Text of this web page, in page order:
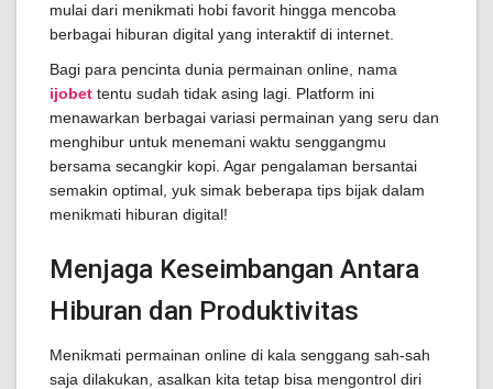
mulai dari menikmati hobi favorit hingga mencoba
berbagai hiburan digital yang interaktif di internet.
Bagi para pencinta dunia permainan online, nama
ijobet tentu sudah tidak asing lagi. Platform ini
menawarkan berbagai variasi permainan yang seru dan
menghibur untuk menemani waktu senggangmu
bersama secangkir kopi. Agar pengalaman bersantai
semakin optimal, yuk simak beberapa tips bijak dalam
menikmati hiburan digital!
Menjaga Keseimbangan Antara
Hiburan dan Produktivitas
Menikmati permainan online di kala senggang sah-sah
saja dilakukan, asalkan kita tetap bisa mengontrol diri